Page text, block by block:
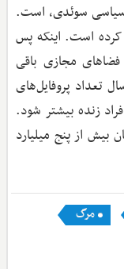
سیاسی سوئدی، است.
است. اینکه پس
مجازی باقی
می‌آید. اومان می‌گوید، ظرف 50 سال تعداد پروفایل‌های
زنده بیشتر شود.
بیش از پنج میلیارد
مرگ